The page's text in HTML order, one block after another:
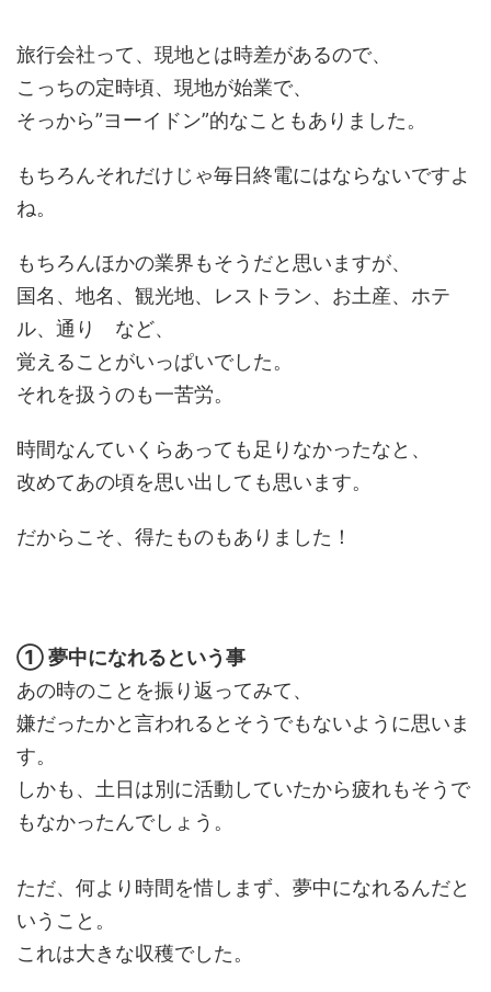
旅行会社って、現地とは時差があるので、
こっちの定時頃、現地が始業で、
そっから”ヨーイドン”的なこともありました。
もちろんそれだけじゃ毎日終電にはならないですよ
ね。
もちろんほかの業界もそうだと思いますが、
国名、地名、観光地、レストラン、お土産、ホテ
ル、通り など、
覚えることがいっぱいでした。
それを扱うのも一苦労。
時間なんていくらあっても足りなかったなと、
改めてあの頃を思い出しても思います。
だからこそ、得たものもありました！
① 夢中になれるという事
あの時のことを振り返ってみて、
嫌だったかと言われるとそうでもないように思いま
す。
しかも、土日は別に活動していたから疲れもそうで
もなかったんでしょう。
ただ、何より時間を惜しまず、夢中になれるんだと
いうこと。
これは大きな収穫でした。